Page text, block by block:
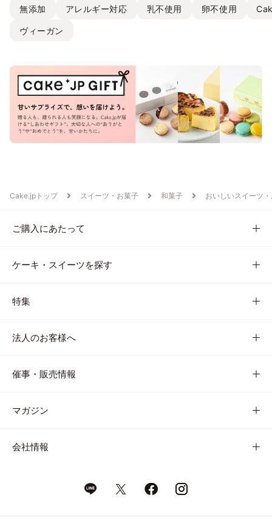
無添加 アレルギー対応 乳不使用 卵不使用
ヴィーガン
Cake.jpトップ スイーツ・お菓子 和菓子 おいしいスイーツ
ご購入にあたって
ケーキ・スイーツを探す
特集
法人のお客様へ
催事・販売情報
マガジン
会社情報